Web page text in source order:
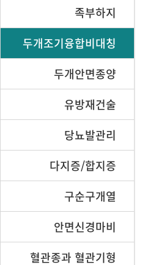
족부하지
두개조기융합비대칭
두개안면종양
유방재건술
당뇨발관리
다지증/합지증
구순구개열
안면신경마비
혈관종과 혈관기형